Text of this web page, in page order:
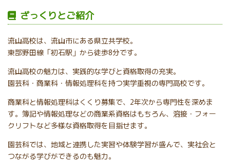
ざっくりとご紹介
流山高校は、流山市にある県立共学校。
東部野田線「初石駅」から徒歩8分です。
流山高校の魅力は、実践的な学びと資格取得の充実。
園芸科・商業科・情報処理科を持つ実学重視の専門高校です。
商業科と情報処理科はくくり募集で、2年次から専門性を深めま
す。 簿記や情報処理などの商業系資格はもちろん、溶接・フォー
クリフトなど多様な資格取得を目指せます。
園芸科では、地域と連携した実習や体験学習が盛んで、実社会と
つながる学びができるのも魅力。